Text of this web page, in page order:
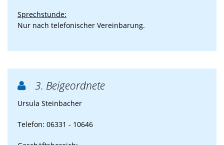
Sprechstunde:
Nur nach telefonischer Vereinbarung.
 3. Beigeordnete
Ursula Steinbacher
Telefon: 06331 - 10646